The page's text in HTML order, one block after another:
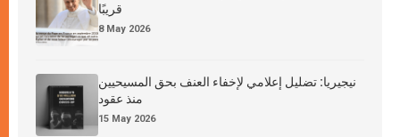
قريبًا
8 May 2026
نيجيريا: تضليل إعلامي لإخفاء العنف بحق المسيحيين
منذ عقود
15 May 2026